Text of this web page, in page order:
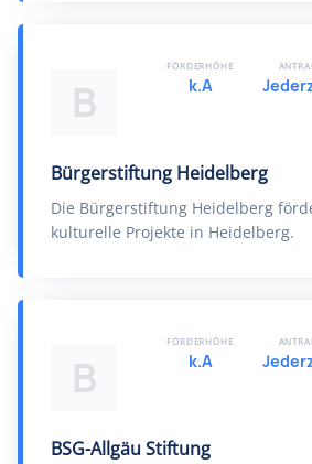
B
Bürgerstiftung Heidelberg
Die Bürgerstiftung Heidelberg
kulturelle Projekte in Heidelberg.
FÖRDERHÖHE
k.A
B
BSG-Allgäu Stiftung
FÖRDERHÖHE
k.A